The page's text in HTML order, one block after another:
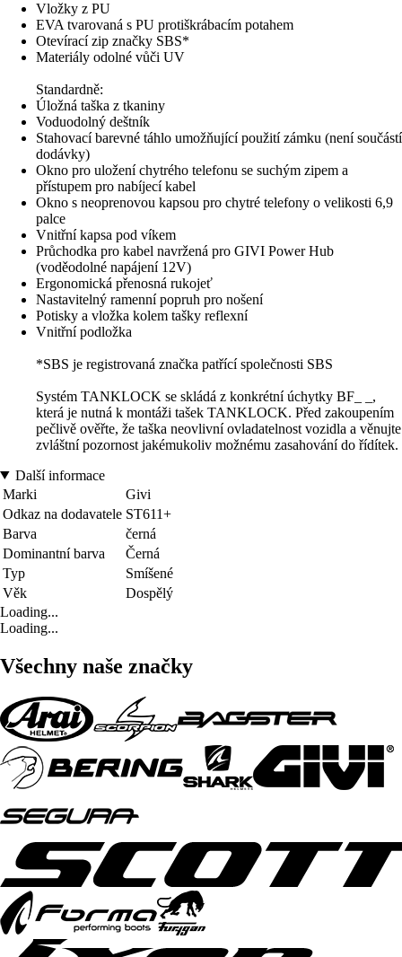
Vložky z PU
EVA tvarovaná s PU protiškrábacím potahem
Otevírací zip značky SBS*
Materiály odolné vůči UV
Standardně:
Úložná taška z tkaniny
Voduodolný deštník
Stahovací barevné táhlo umožňující použití zámku (není součástí
dodávky)
Okno pro uložení chytrého telefonu se suchým zipem a
přístupem pro nabíjecí kabel
Okno s neoprenovou kapsou pro chytré telefony o velikosti 6,9
palce
Vnitřní kapsa pod víkem
Průchodka pro kabel navržená pro GIVI Power Hub
(voděodolné napájení 12V)
Ergonomická přenosná rukojeť
Nastavitelný ramenní popruh pro nošení
Potisky a vložka kolem tašky reflexní
Vnitřní podložka
*SBS je registrovaná značka patřící společnosti SBS
Systém TANKLOCK se skládá z konkrétní úchytky BF_ _,
která je nutná k montáži tašek TANKLOCK. Před zakoupením
pečlivě ověřte, že taška neovlivní ovladatelnost vozidla a věnujte
zvláštní pozornost jakémukoliv možnému zasahování do řídítek.
Další informace
Marki
Givi
Odkaz na dodavatele ST611+
Barva
černá
Dominantní barva
Černá
Typ
Smíšené
Věk
Dospělý
Loading...
Loading...
Všechny naše značky